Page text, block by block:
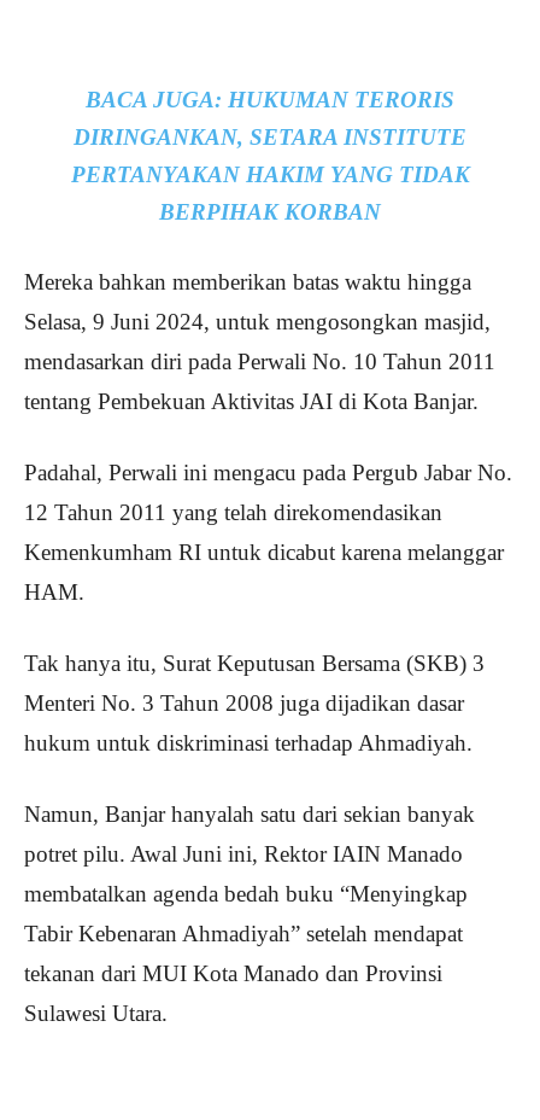
BACA JUGA: HUKUMAN TERORIS
DIRINGANKAN, SETARA INSTITUTE
PERTANYAKAN HAKIM YANG TIDAK
BERPIHAK KORBAN
Mereka bahkan memberikan batas waktu hingga
Selasa, 9 Juni 2024, untuk mengosongkan masjid,
mendasarkan diri pada Perwali No. 10 Tahun 2011
tentang Pembekuan Aktivitas JAI di Kota Banjar.
Padahal, Perwali ini mengacu pada Pergub Jabar No.
12 Tahun 2011 yang telah direkomendasikan
Kemenkumham RI untuk dicabut karena melanggar
HAM.
Tak hanya itu, Surat Keputusan Bersama (SKB) 3
Menteri No. 3 Tahun 2008 juga dijadikan dasar
hukum untuk diskriminasi terhadap Ahmadiyah.
Namun, Banjar hanyalah satu dari sekian banyak
potret pilu. Awal Juni ini, Rektor IAIN Manado
membatalkan agenda bedah buku “Menyingkap
Tabir Kebenaran Ahmadiyah” setelah mendapat
tekanan dari MUI Kota Manado dan Provinsi
Sulawesi Utara.